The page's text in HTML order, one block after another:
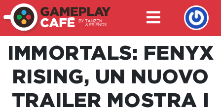
IMMORTALS: FENYX
RISING, UN NUOVO
TRAILER MOSTRA I